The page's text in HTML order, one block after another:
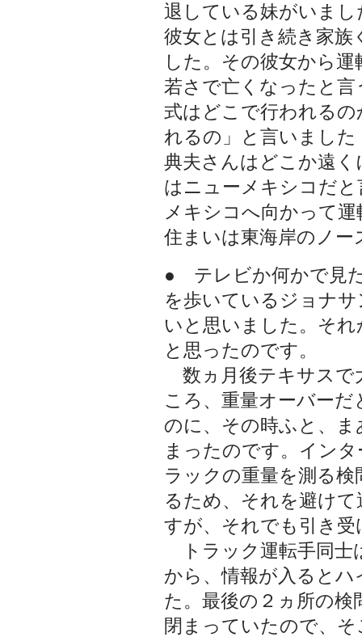
退している妹がいま
彼女とは引き続き家
した。その彼女から
若さで亡くなったと
式はどこで行われる
れるの」と言いまし
典夫さんはどこか遠く
はニューメキシコだ
メキシコへ向かって
住まいは東海岸のノー
● テレビか何かで見
を歩いているジョナ
いと思いました。そ
と思ったのです。
数ヵ月後テキサスで
ころ、重量オーバー
のに、その時ふと、
まったのです。イン
ラックの重量を測る
るため、それを避け
すが、それでも引き
トラック運転手同士
から、情報が入ると
た。最後の２ヵ所の
閉まっていたので、